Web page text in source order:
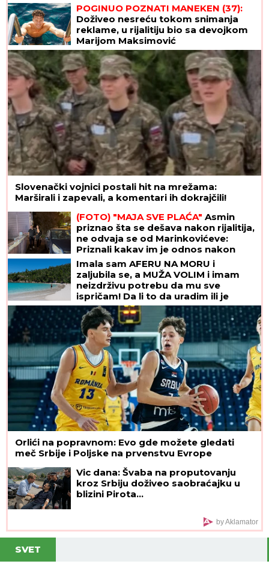
POGINUO POZNATI MANEKEN (37):
Doživeo nesreću tokom snimanja
reklame, u rijalitiju bio sa devojkom
Marijom Maksimović
Slovenački vojnici postali hit na mrežama:
Marširali i zapevali, a komentari ih dokrajčili!
(FOTO) "MAJA SVE PLAĆA" Asmin
priznao šta se dešava nakon rijalitija,
ne odvaja se od Marinkovićeve:
Priznali kakav im je odnos nakon
skandala
Imala sam AFERU NA MORU i
zaljubila se, a MUŽA VOLIM i imam
neizdrživu potrebu da mu sve
ispričam! Da li to da uradim ili je
pametnije da ĆUTIM?
Orlići na popravnom: Evo gde možete gledati
meč Srbije i Poljske na prvenstvu Evrope
Vic dana: Švaba na proputovanju
kroz Srbiju doživeo saobraćajku u
blizini Pirota...
by Aklamator
SVET